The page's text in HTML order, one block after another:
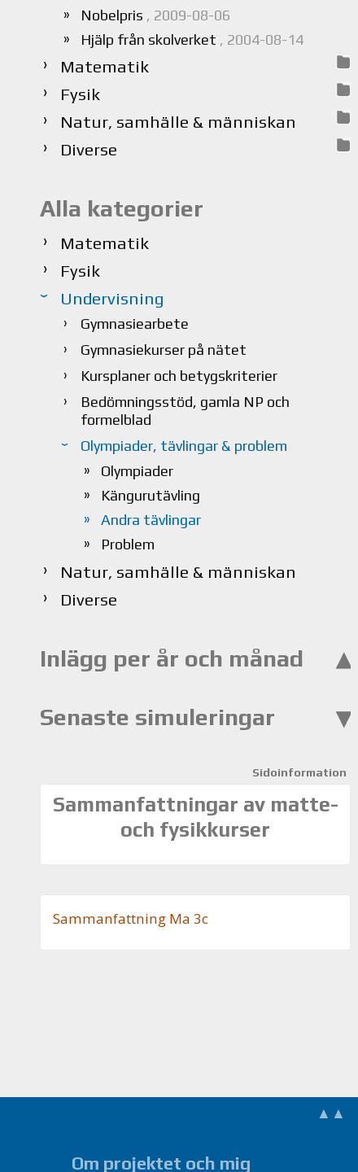
Nobelpris , 2009-08-06
Hjälp från skolverket , 2004-08-14
Matematik
Fysik
Natur, samhälle & människan
Diverse
Alla kategorier
Matematik
Fysik
Undervisning
Gymnasiearbete
Gymnasiekurser på nätet
Kursplaner och betygskriterier
Bedömningsstöd, gamla NP och
formelblad
Olympiader, tävlingar & problem
Olympiader
Kängurutävling
Andra tävlingar
Problem
Natur, samhälle & människan
Diverse
Inlägg per år och månad
Senaste simuleringar
Sidoinformation
Sammanfattningar av matte-
och fysikkurser
Sam­man­fatt­ning Ma 3c
▲▲
Om projektet och mig